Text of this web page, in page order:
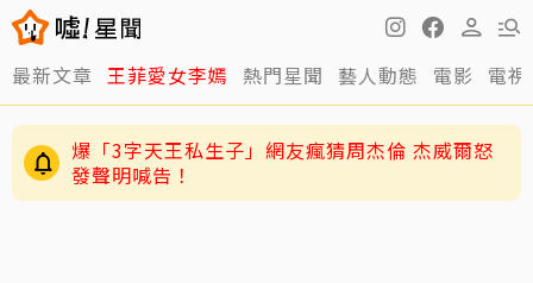
最新文章 王菲愛女李嫣 熱門星聞 藝人動態 電影 電視
71歲姜厚任戀上小2輪女友！ 她曝「七世因
緣」：3歲就認定是他
爆「3字天王私生子」網友瘋猜周杰倫 杰威爾怒
發聲明喊告！